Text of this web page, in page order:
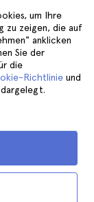
um Ihre
zu zeigen, die auf
anklicken
Sie der
die
Richtlinie und
dargelegt.